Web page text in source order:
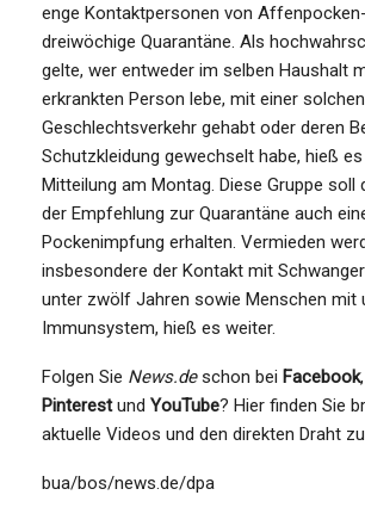
enge Kontaktpersonen von
dreiwöchige Quarantäne. Als
gelte, wer entweder im selben Haushalt
erkrankten Person lebe, mit einer solchen
Geschlechtsverkehr gehabt oder deren
Schutzkleidung gewechselt habe, hieß
Mitteilung am Montag. Diese Gruppe soll
der Empfehlung zur Quarantäne auch
Pockenimpfung erhalten. Vermieden
insbesondere der Kontakt mit
unter zwölf Jahren sowie Menschen mit
Immunsystem, hieß es weiter.
Folgen Sie News.deschon bei Facebook,
Pinterestund YouTube? Hier finden Sie
aktuelle Videos und den direkten Draht
bua/bos/news.de/dpa